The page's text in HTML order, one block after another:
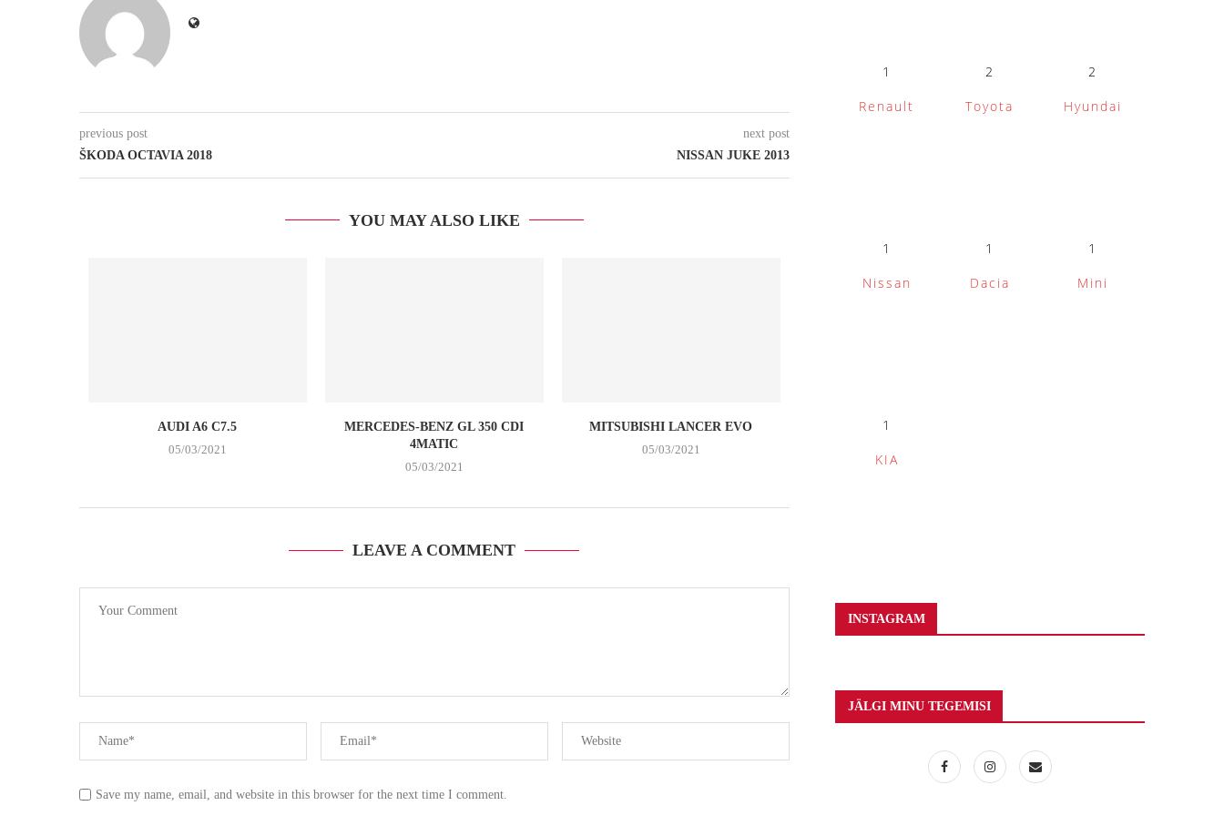
previous post
ŠKODA OCTAVIA 2018
next post
NISSAN JUKE 2013
YOU MAY ALSO LIKE
AUDI A6 C7.5
05/03/2021
MERCEDES-BENZ GL 350 CDI
4MATIC
05/03/2021
MITSUBISHI LANCER EVO
05/03/2021
LEAVE A COMMENT
Save my name, email, and website in this browser for the next time I comment.
1
Renault
2
Toyota
2
Hyundai
1
Nissan
1
Dacia
1
Mini
1
KIA
INSTAGRAM
JÄLGI MINU TEGEMISI